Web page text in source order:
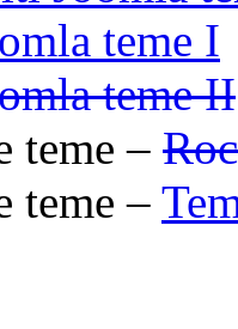
teme I
teme II
teme –
teme –